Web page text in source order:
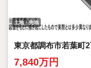
土地・売地
東京都調布市若葉町2
7,840万円